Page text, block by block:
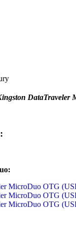
DataTraveler
MicroDuo OTG
MicroDuo OTG
MicroDuo OTG